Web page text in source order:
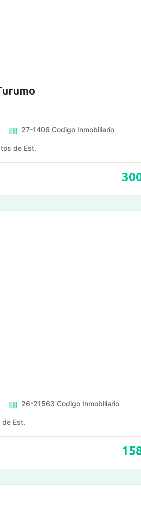
27-1406 Codigo Inmobiliario
de Est.
26-21563 Codigo Inmobiliario
de Est.